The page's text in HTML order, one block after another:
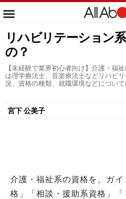
リハビリテーション
の？
【未経験で業界初心者向け】介護・福
は理学療法士、音楽療法士などリハビ
況、資格の種類、就職環境などについて
宮下 公美子
介護・福祉系の資格を、ガ
格」「相談・援助系資格」